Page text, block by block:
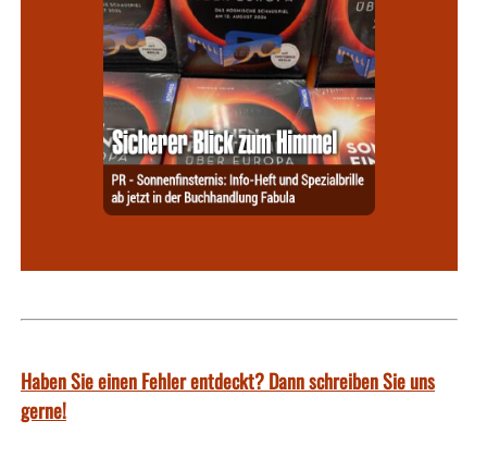
Haben Sie einen Fehler entdeckt? Dann schreiben Sie uns
gerne!